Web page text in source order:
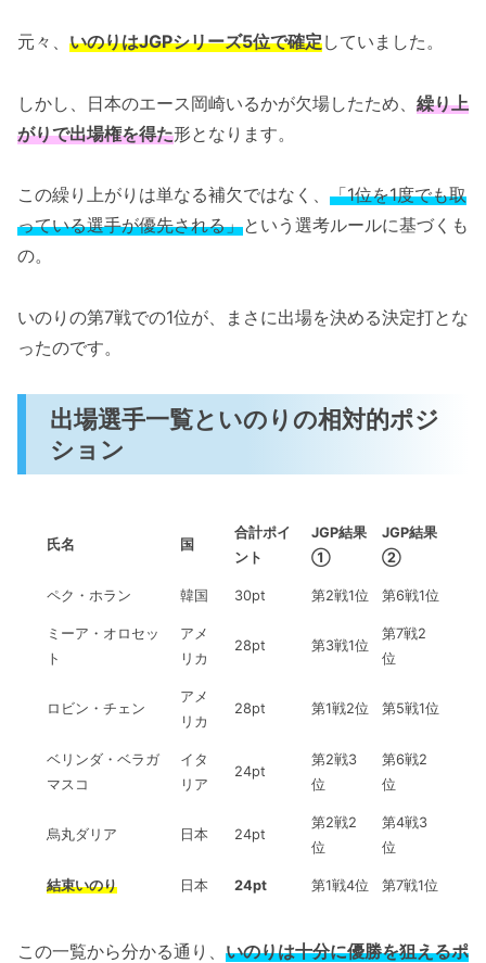
元々、 いのりはJGPシリーズ5位で確定していました。
しかし、日本のエース岡崎いるかが欠場したため、 繰り上
がりで出場権を得た形となります。
この繰り上がりは単なる補欠ではなく、 「1位を1度でも取
っている選手が優先される」という選考ルールに基づくも
の。
いのりの第7戦での1位が、まさに出場を決める決定打とな
ったのです。
出場選手一覧といのりの相対的ポジ
ション
氏名 国
合計ポイ
ント
JGP結果
①
JGP結果
②
ペク・ホラン 韓国 30pt 第2戦1位 第6戦1位
ミーア・オロセッ
ト
アメ
リカ
28pt 第3戦1位
第7戦2
位
ロビン・チェン
アメ
リカ
28pt 第1戦2位 第5戦1位
ベリンダ・ベラガ
マスコ
イタ
リア
24pt
第2戦3
位
第6戦2
位
烏丸ダリア 日本 24pt
第2戦2
位
第4戦3
位
結束いのり 日本 24pt 第1戦4位 第7戦1位
この一覧から分かる通り、 いのりは十分に優勝を狙えるポ